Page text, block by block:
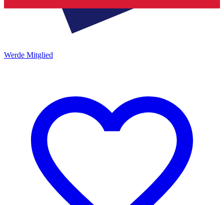
Werde Mitglied